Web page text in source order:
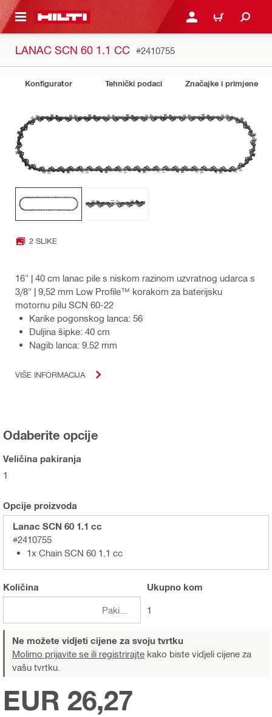
GLAVNI SADRŽAJ PRIJAVI SE ILI SE
KOŠARICA
LANAC SCN 60 1.1 CC #2410755
Konfigurator Tehnički podaci Značajke i primjene
2 SLIKE
16" | 40 cm lanac pile s niskom razinom uzvratnog udarca s
3/8" | 9,52 mm Low Profile™ korakom za baterijsku
motornu pilu SCN 60-22
Karike pogonskog lanca: 56
Duljina šipke: 40 cm
Nagib lanca: 9.52 mm
VIŠE INFORMACIJA
Odaberite opcije
Veličina pakiranja
1
Opcije proizvoda
Lanac SCN 60 1.1 cc
#2410755
1x Chain SCN 60 1.1 cc
Količina Ukupnokom
1
Ne možete vidjeti cijene za svoju tvrtku
Molimo prijavite se ili registrirajte kako biste vidjeli cijene za
vašu tvrtku.
EUR 26,27